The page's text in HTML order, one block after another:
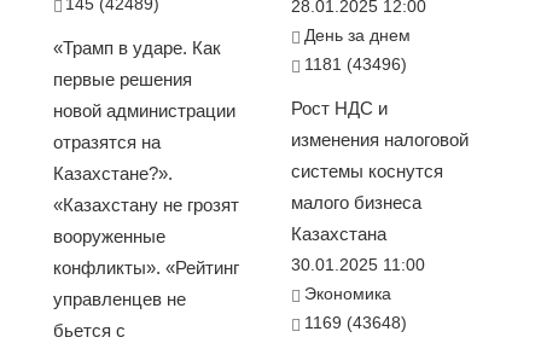
«Трамп в ударе. Как
первые решения
новой администрации
отразятся на
Казахстане?».
«Казахстану не грозят
вооруженные
конфликты». «Рейтинг
управленцев не
бьется с
28.01.2025 12:00
День за днем
1181 (43496)
Рост НДС и
изменения налоговой
системы коснутся
малого бизнеса
Казахстана
30.01.2025 11:00
Экономика
1169 (43648)